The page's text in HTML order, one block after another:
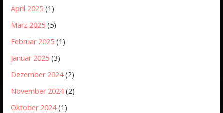
April 2025 (1)
März 2025 (5)
Februar 2025 (1)
Januar 2025 (3)
Dezember 2024(2)
November 2024(2)
Oktober 2024(1)